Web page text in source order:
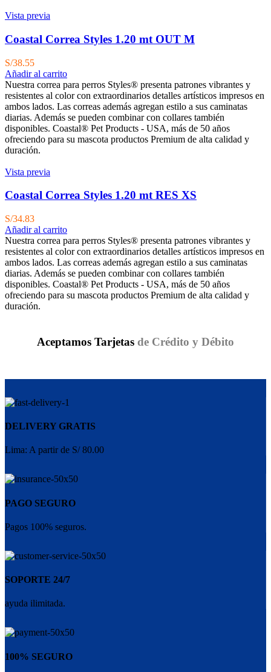
Vista previa
Coastal Correa Styles 1.20 mt OUT M
S/38.55
Añadir al carrito
Nuestra correa para perros Styles® presenta patrones vibrantes y
resistentes al color con extraordinarios detalles artísticos impresos en
ambos lados. Las correas además agregan estilo a sus caminatas
diarias. Además se pueden combinar con collares también
disponibles. Coastal® Pet Products - USA, más de 50 años
ofreciendo para su mascota productos Premium de alta calidad y
duración.
Vista previa
Coastal Correa Styles 1.20 mt RES XS
S/34.83
Añadir al carrito
Nuestra correa para perros Styles® presenta patrones vibrantes y
resistentes al color con extraordinarios detalles artísticos impresos en
ambos lados. Las correas además agregan estilo a sus caminatas
diarias. Además se pueden combinar con collares también
disponibles. Coastal® Pet Products - USA, más de 50 años
ofreciendo para su mascota productos Premium de alta calidad y
duración.
Aceptamos Tarjetas de Crédito y Débito
DELIVERY GRATIS
Lima: A partir de S/ 80.00
PAGO SEGURO
Pagos 100% seguros.
SOPORTE 24/7
ayuda ilimitada.
100% SEGURO